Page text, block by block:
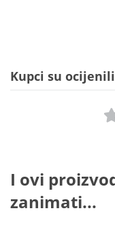
Kupci su ocijenili
I ovi
zanimati...